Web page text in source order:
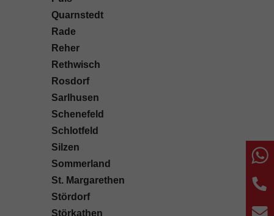
Quarnstedt
Rade
Reher
Rethwisch
Rosdorf
Sarlhusen
Schenefeld
Schlotfeld
Silzen
Sommerland
St. Margarethen
Stördorf
Störkathen